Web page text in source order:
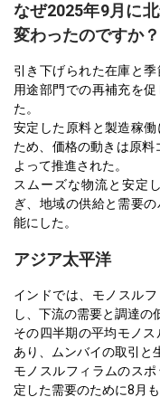
なぜ2025年9月に
変わったのですか？
引き下げられた在庫と
用途部門での再補充を
た。
安定した原料と製造稼
ため、価格の動きは原
よって推進された。
スムーズな物流と安定
ぎ、地域の供給と需要
能にした。
アジア太平洋
インドでは、モノスル
し、下流の需要と調達の
その四半期の平均モノ
あり、ムンバイの取引と
モノスルフィラムのス
定した需要のために8月